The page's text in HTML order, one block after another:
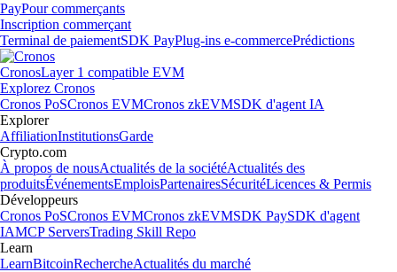
PayPour commerçants
Inscription commerçant
Terminal de paiementSDK PayPlug-ins e-commercePrédictions
CronosLayer 1 compatible EVM
Explorez Cronos
Cronos PoSCronos EVMCronos zkEVMSDK d'agent IA
Explorer
AffiliationInstitutionsGarde
Crypto.com
À propos de nousActualités de la sociétéActualités des
produitsÉvénementsEmploisPartenairesSécuritéLicences & Permis
Développeurs
Cronos PoSCronos EVMCronos zkEVMSDK PaySDK d'agent
IAMCP ServersTrading Skill Repo
Learn
LearnBitcoinRechercheActualités du marché